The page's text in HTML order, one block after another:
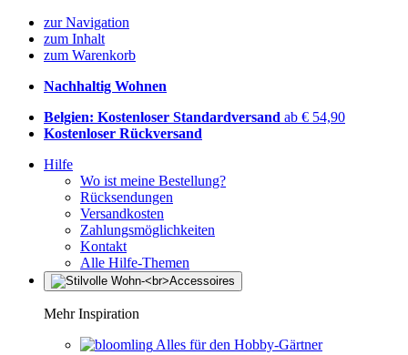
zur Navigation
zum Inhalt
zum Warenkorb
Nachhaltig Wohnen
Belgien: Kostenloser Standardversand ab € 54,90
Kostenloser Rückversand
Hilfe
Wo ist meine Bestellung?
Rücksendungen
Versandkosten
Zahlungsmöglichkeiten
Kontakt
Alle Hilfe-Themen
Mehr Inspiration
Alles für den Hobby-Gärtner